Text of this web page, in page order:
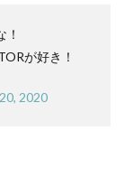
が好き！
2020